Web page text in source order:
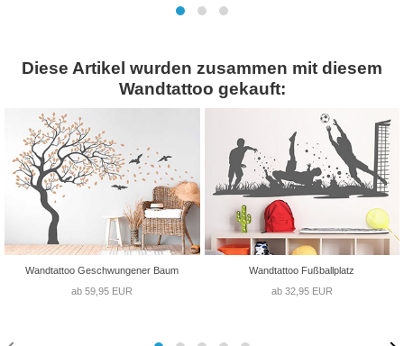
Diese Artikel wurden zusammen mit diesem
Wandtattoo gekauft:
Wandtattoo Geschwungener Baum
ab 59,95 EUR
Wandtattoo Fußballplatz
ab 32,95 EUR